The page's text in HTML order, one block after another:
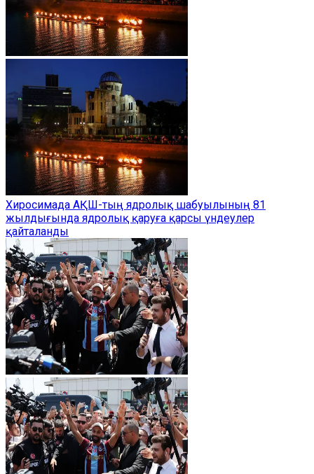
Хиросимада АҚШ-тың ядролық шабуылының 81
жылдығында ядролық қаруға қарсы үндеулер
қайталанды